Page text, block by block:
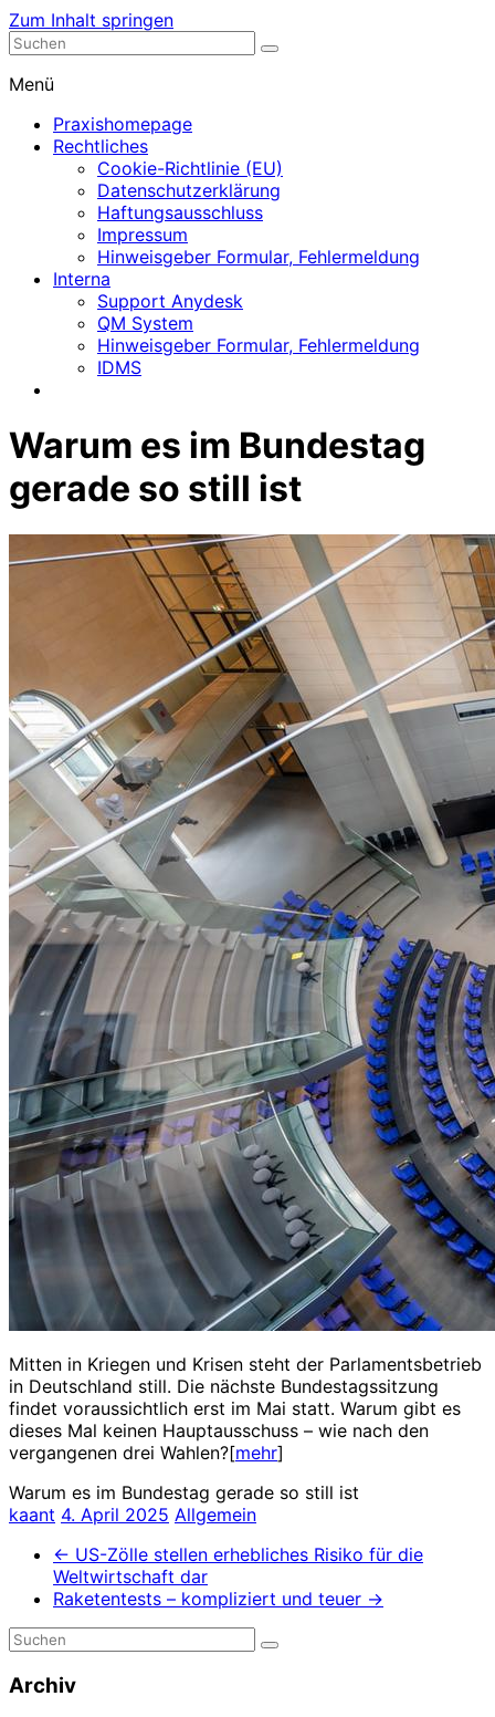
Zum Inhalt springen
Nephrologische Praxis mit Dialyse
Menü
Praxishomepage
Rechtliches
Cookie-Richtlinie (EU)
Datenschutzerklärung
Haftungsausschluss
Impressum
Hinweisgeber Formular, Fehlermeldung
Interna
Support Anydesk
QM System
Hinweisgeber Formular, Fehlermeldung
IDMS
Warum es im Bundestag
gerade so still ist
Mitten in Kriegen und Krisen steht der Parlamentsbetrieb
in Deutschland still. Die nächste Bundestagssitzung
findet voraussichtlich erst im Mai statt. Warum gibt es
dieses Mal keinen Hauptausschuss – wie nach den
vergangenen drei Wahlen?[mehr]
Warum es im Bundestag gerade so still ist
kaant 4. April 2025 Allgemein
← US-Zölle stellen erhebliches Risiko für die
Weltwirtschaft dar
Raketentests – kompliziert und teuer →
Archiv